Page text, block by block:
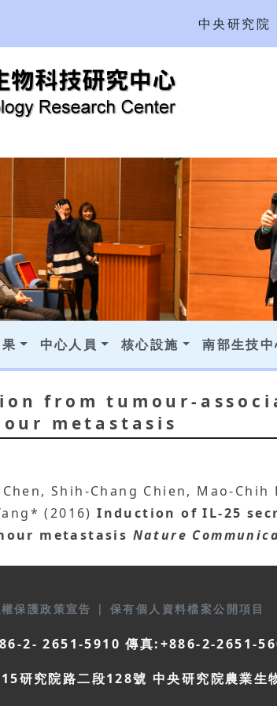
中央研究院
中心人員 核心設施 南部生技中
from tumour-
metastasis
Shih-Chang Chien, Mao-Chih
(2016)Induction of IL-25
metastasis Nature
保護政策宣告 | 保有個人資料檔案公開項目
2- 2651-5910 傳真:+886-2-2651-
研究院路二段128號 中央研究院農業生